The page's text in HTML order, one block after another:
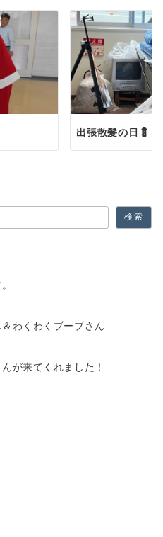
出張散髪の日💈
検索
わくわくブーブさん
が来てくれました！